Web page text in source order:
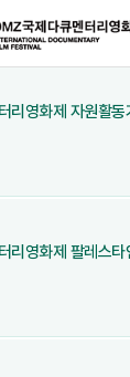
리영화제 자원활동
리영화제 팔레스